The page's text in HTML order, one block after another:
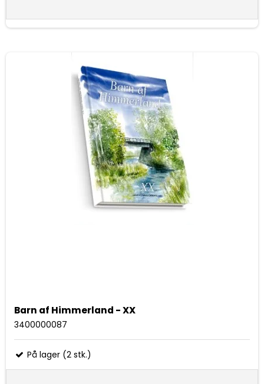
Barn af Himmerland - XX
3400000087
På lager (2 stk.)